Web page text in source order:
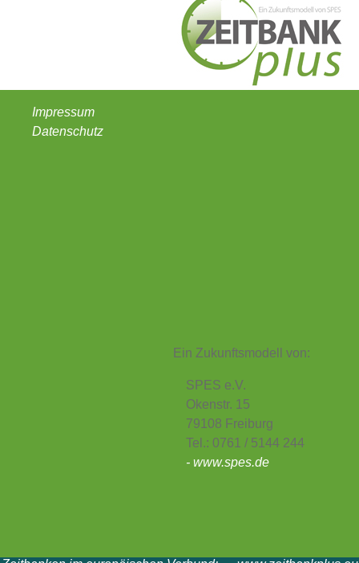
Impressum
Datenschutz
Ein Zukunftsmodell von:
SPES e.V.
Okenstr. 15
79108 Freiburg
Tel.: 0761 / 5144 244
- www.spes.de